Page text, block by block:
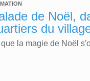
de Noël,
du
que la magie de Noël